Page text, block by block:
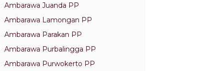
Ambarawa Juanda PP
Ambarawa Lamongan PP
Ambarawa Parakan PP
Ambarawa Purbalingga PP
Ambarawa Purwokerto PP